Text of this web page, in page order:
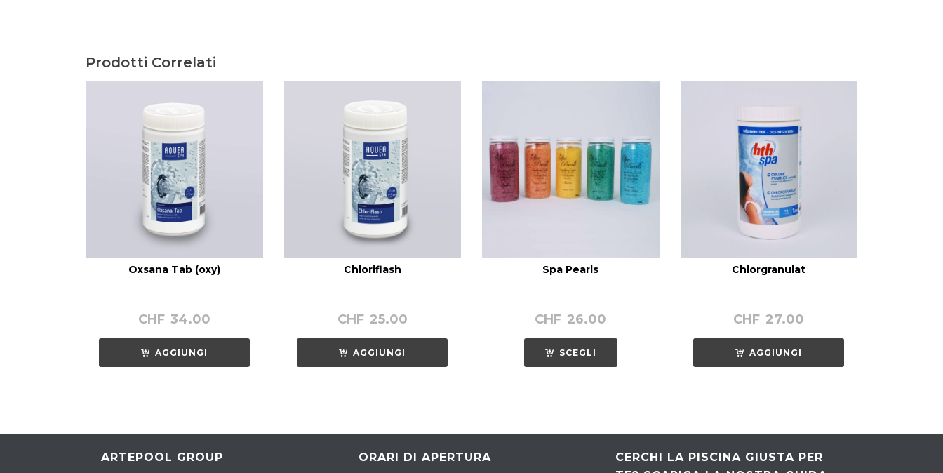
Prodotti Correlati
Oxsana Tab (oxy)
CHF 34.00
AGGIUNGI
Chloriflash
CHF 25.00
AGGIUNGI
Spa Pearls
CHF 26.00
SCEGLI
Chlorgranulat
CHF 27.00
AGGIUNGI
ARTEPOOL GROUP ORARI DI APERTURA
CERCHI LA PISCINA GIUSTA PER